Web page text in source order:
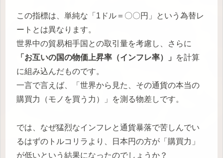
この指標は、単純な「1ドル＝〇〇円」という為替レ
ートとは異なります。
世界中の貿易相手国との取引量を考慮し、さらに
「お互いの国の物価上昇率（インフレ率）」
を計算
に組み込んだものです。
一言で言えば、「世界から見た、その通貨の本当の
購買力（モノを買う力）」を測る物差しです。
では、なぜ猛烈なインフレと通貨暴落で苦しんでい
るはずのトルコリラより、日本円の方が「購買力」
が低いという結果になったのでしょうか？